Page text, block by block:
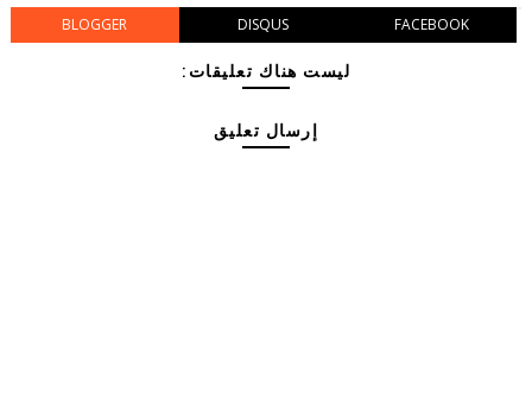
BLOGGER DISQUS FACEBOOK
ليست هناك تعليقات:
إرسال تعليق